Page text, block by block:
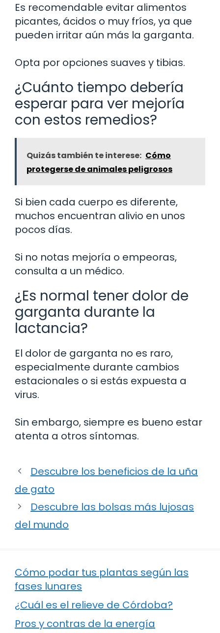
Es recomendable evitar alimentos
picantes, ácidos o muy fríos, ya que
pueden irritar aún más la garganta.
Opta por opciones suaves y tibias.
¿Cuánto tiempo debería
esperar para ver mejoría
con estos remedios?
Quizás también te interese: Cómo
protegerse de animales peligrosos
Si bien cada cuerpo es diferente,
muchos encuentran alivio en unos
pocos días.
Si no notas mejoría o empeoras,
consulta a un médico.
¿Es normal tener dolor de
garganta durante la
lactancia?
El dolor de garganta no es raro,
especialmente durante cambios
estacionales o si estás expuesta a
virus.
Sin embargo, siempre es bueno estar
atenta a otros síntomas.
Descubre los beneficios de la uña
de gato
Descubre las bolsas más lujosas
del mundo
Cómo podar tus plantas según las
fases lunares
¿Cuál es el relieve de Córdoba?
Pros y contras de la energía